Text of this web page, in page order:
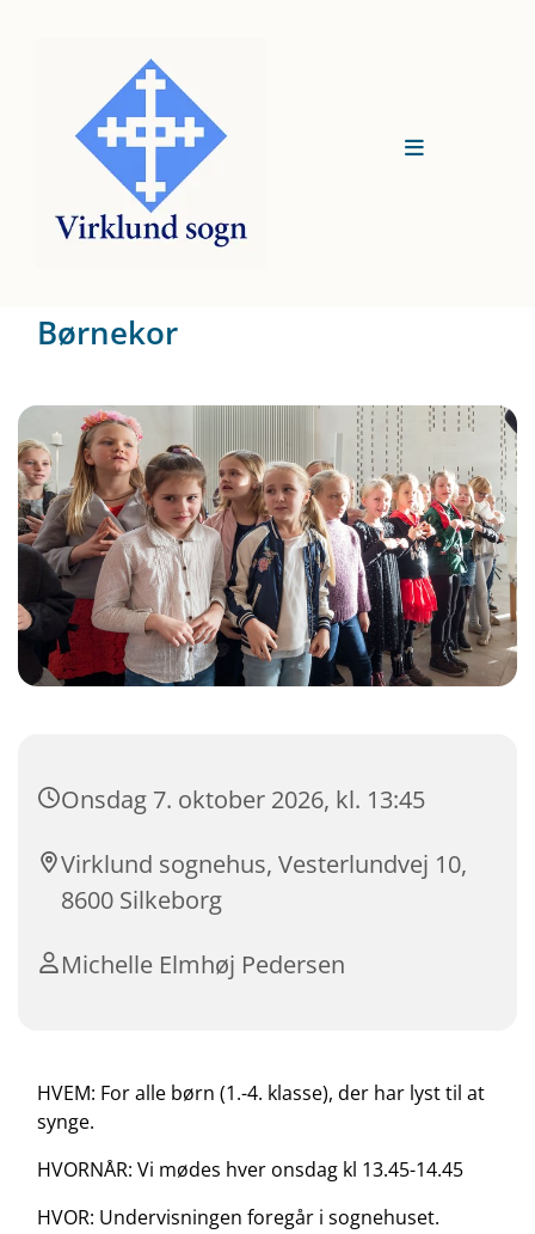
Børnekor
Onsdag 7. oktober 2026, kl. 13:45
Virklund sognehus, Vesterlundvej 10,
8600 Silkeborg
Michelle Elmhøj Pedersen
HVEM: For alle børn (1.-4. klasse), der har lyst til at
synge.
HVORNÅR: Vi mødes hver onsdag kl 13.45-14.45
HVOR: Undervisningen foregår i sognehuset.